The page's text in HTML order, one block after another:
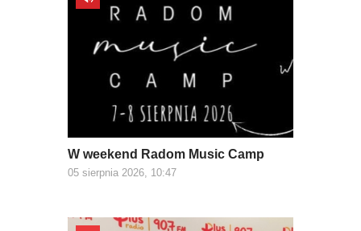
W weekend Radom Music Camp
05 sierpnia 2026, 10:47